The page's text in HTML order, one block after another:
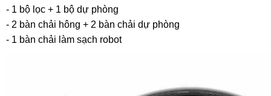
- 1 bộ lọc + 1 bộ dự phòng
- 2 bàn chải hông + 2 bàn chải dự phòng
- 1 bàn chải làm sạch robot